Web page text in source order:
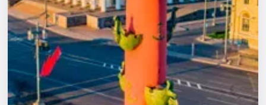
Города
Площадки
Артисты
Рейтинги